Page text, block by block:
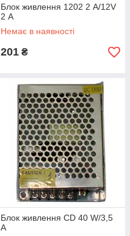
Блок живлення 1202 2 А/12V
2 А
Немає в наявності
201 ₴
Блок живлення CD 40 W/3,5
А